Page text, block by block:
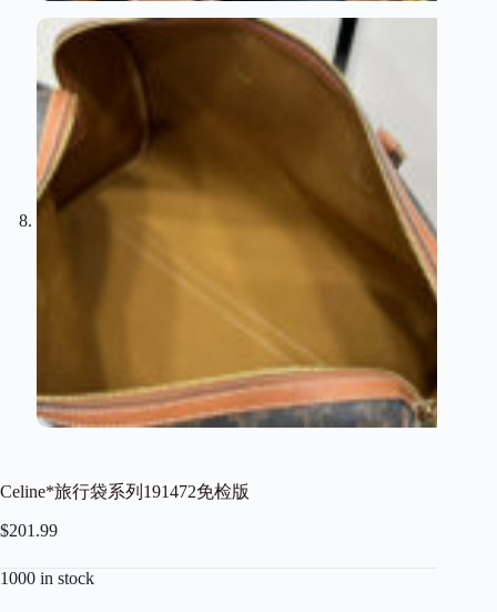
Celine*旅行袋系列191472免检版
$201.99
1000 in stock